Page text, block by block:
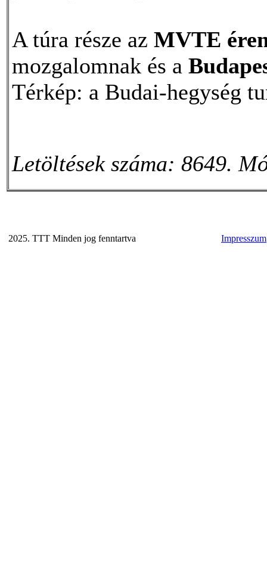
A túra része az MVTE
mozgalomnak és a
Térkép: a Budai-hegység
Letöltések száma: 8649.
2025. TTT Minden jog fenntartva Impresszum